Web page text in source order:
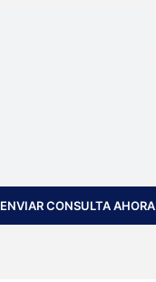
ENVIAR CONSULTA AHORA